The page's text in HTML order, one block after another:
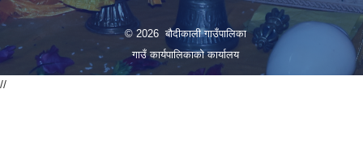
© 2026 बौदीकाली गाउँपालिका
गाउँ कार्यपालिकाको कार्यालय
//